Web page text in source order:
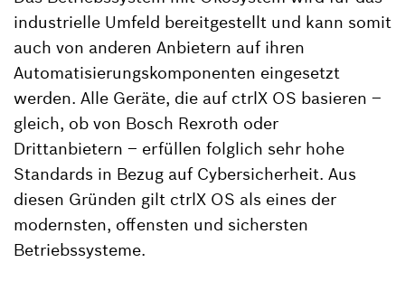
industrielle Umfeld bereitgestellt und kann somit
auch von anderen Anbietern auf ihren
Automatisierungskomponenten eingesetzt
werden. Alle Geräte, die auf ctrlX OS basieren –
gleich, ob von Bosch Rexroth oder
Drittanbietern – erfüllen folglich sehr hohe
Standards in Bezug auf Cybersicherheit. Aus
diesen Gründen gilt ctrlX OS als eines der
modernsten, offensten und sichersten
Betriebssysteme.